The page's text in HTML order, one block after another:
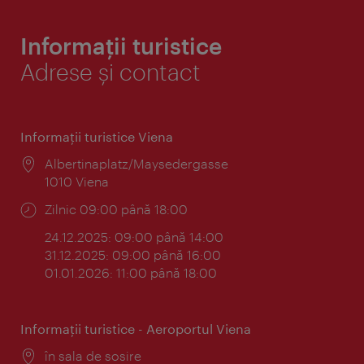
Informații turistice
Adrese și contact
Informaţii turistice Viena
Locul:
Albertinaplatz/Maysedergasse
1010 Viena
Program:
Zilnic 09:00 până 18:00
24.12.2025: 09:00 până 14:00
31.12.2025: 09:00 până 16:00
01.01.2026: 11:00 până 18:00
Informaţii turistice - Aeroportul Viena
Locul:
în sala de sosire